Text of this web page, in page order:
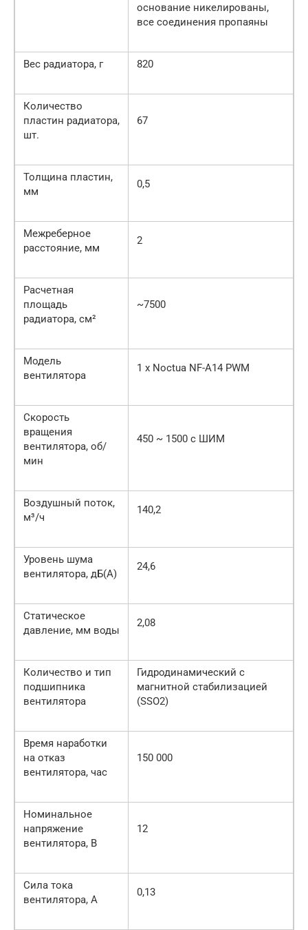
основание никелированы,
все соединения пропаяны
Вес радиатора, г 820
Количество
пластин радиатора,
шт.
67
Толщина пластин,
мм
0,5
Межреберное
расстояние, мм
2
Расчетная
площадь
радиатора, см²
~7500
Модель
вентилятора
1 x Noctua NF-A14 PWM
Скорость
вращения
вентилятора, об/
мин
450 ~ 1500 с ШИМ
Воздушный поток,
м³/ч
140,2
Уровень шума
вентилятора, дБ(А)
24,6
Статическое
давление, мм воды
2,08
Количество и тип
подшипника
вентилятора
Гидродинамический с
магнитной стабилизацией
(SSO2)
Время наработки
на отказ
вентилятора, час
150 000
Номинальное
напряжение
вентилятора, В
12
Сила тока
вентилятора, А
0,13